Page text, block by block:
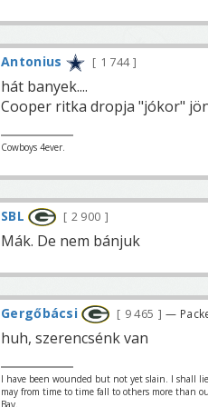
Antonius 1 744
hát banyek....
Cooper ritka dropja "jókor"
Cowboys 4ever.
SBL 2 900
Mák. De nem bánjuk
Gergőbácsi 9 465 —
huh, szerencsénk van
I have been wounded but not yet slain. I shall
may from time to time fall to others more than